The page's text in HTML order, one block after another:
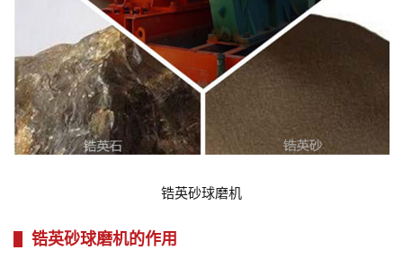
锆英砂球磨机
锆英砂球磨机的作用